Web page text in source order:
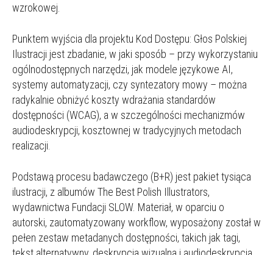
wzrokowej.
Punktem wyjścia dla projektu Kod Dostępu: Głos Polskiej
Ilustracji jest zbadanie, w jaki sposób – przy wykorzystaniu
ogólnodostępnych narzędzi, jak modele językowe AI,
systemy automatyzacji, czy syntezatory mowy – można
radykalnie obniżyć koszty wdrażania standardów
dostępności (WCAG), a w szczególności mechanizmów
audiodeskrypcji, kosztownej w tradycyjnych metodach
realizacji.
Podstawą procesu badawczego (B+R) jest pakiet tysiąca
ilustracji, z albumów The Best Polish Illustrators,
wydawnictwa Fundacji SLOW. Materiał, w oparciu o
autorski, zautomatyzowany workflow, wyposażony został w
pełen zestaw metadanych dostępności, takich jak tagi,